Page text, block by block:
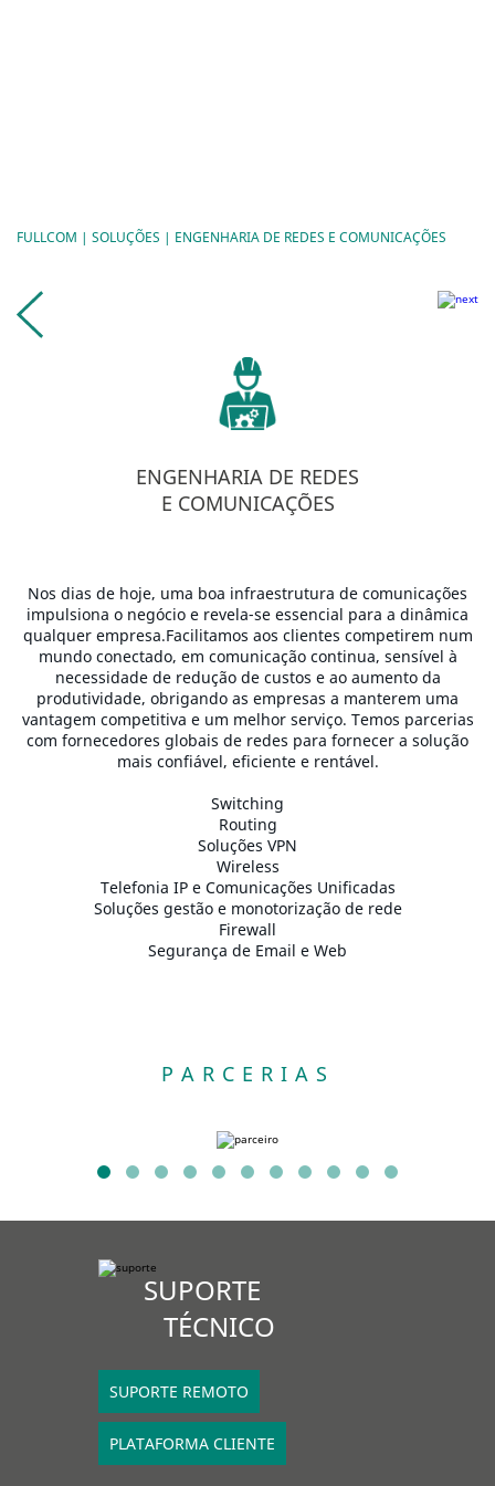
FULLCOM | SOLUÇÕES | ENGENHARIA DE REDES E COMUNICAÇÕES
ENGENHARIA DE REDES
E COMUNICAÇÕES
Nos dias de hoje, uma boa infraestrutura de comunicações
impulsiona o negócio e revela-se essencial para a dinâmica
qualquer empresa.Facilitamos aos clientes competirem num
mundo conectado, em comunicação continua, sensível à
necessidade de redução de custos e ao aumento da
produtividade, obrigando as empresas a manterem uma
vantagem competitiva e um melhor serviço. Temos parcerias
com fornecedores globais de redes para fornecer a solução
mais confiável, eficiente e rentável.
Switching
Routing
Soluções VPN
Wireless
Telefonia IP e Comunicações Unificadas
Soluções gestão e monotorização de rede
Firewall
Segurança de Email e Web
PARCERIAS
SUPORTE
TÉCNICO
SUPORTE REMOTO
PLATAFORMA CLIENTE